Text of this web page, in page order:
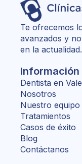
Te ofrecemos
avanzados y
en la actualidad.
Información
Dentista en
Nosotros
Nuestro equipo
Tratamientos
Casos de éxito
Blog
Contáctanos